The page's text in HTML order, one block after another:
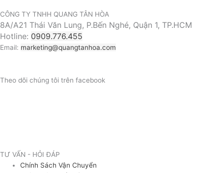
CÔNG TY TNHH QUANG TÂN HÒA
8A/A21 Thái Văn Lung, P.Bến Nghé, Quận 1, TP.HCM
Hotline: 0909.776.455
Email: marketing@quangtanhoa.com
Theo dõi chúng tôi trên facebook
TƯ VẤN - HỎI ĐÁP
Chính Sách Vận Chuyển